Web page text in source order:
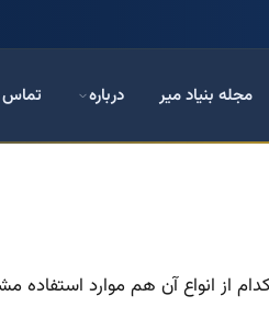
مجله بنیاد میر درباره تماس
از انواع آن هم موارد